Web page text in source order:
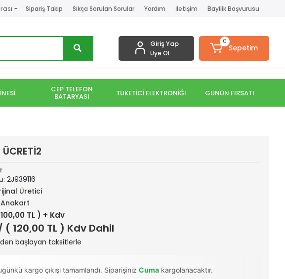
Sipariş Takip Sıkça Sorulan Sorular Yardım İletişim Bayilik Başvurusu
Giriş Yap
Üye Ol
0
Sepetim
CEP TELEFON
BATARYASI TÜKETİCİ ELEKTRONİĞİ GÜNÜN FIRSATI
ÜCRETİ2
2J939116
Üretici
Anakart
TL ) + Kdv
( 120,00 TL ) Kdv Dahil
başlayan taksitlerle
kargo çıkışı tamamlandı. Siparişiniz Cuma kargolanacaktır.